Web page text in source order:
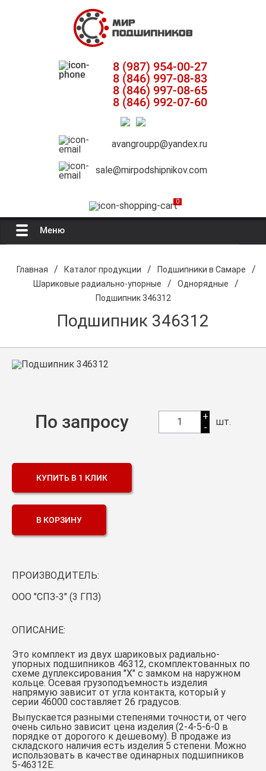
8 (987) 954-00-27
8 (846) 997-08-83
8 (846) 997-08-65
8 (846) 992-07-60
avangroupp@yandex.ru
sale@mirpodshipnikov.com
0
Меню
О компании
Оптовикам
Подшипники в Самаре
Смазка
Контакты
Главная / Каталог продукции / Подшипники в Самаре /
Шариковые радиально-упорные / Однорядные /
Подшипник 346312
Подшипник 346312
По запросу 1
+
-
шт.
КУПИТЬ В 1 КЛИК
В КОРЗИНУ
ПРОИЗВОДИТЕЛЬ:
ООО "СПЗ-3" (3 ГПЗ)
ОПИСАНИЕ:
Это комплект из двух шариковых радиально-
упорных подшипников 46312, скомплектованных по
схеме дуплексирования "X" с замком на наружном
кольце. Осевая грузоподъемность изделия
напрямую зависит от угла контакта, который у
серии 46000 составляет 26 градусов.
Выпускается разными степенями точности, от чего
очень сильно зависит цена изделия (2-4-5-6-0 в
порядке от дорогого к дешевому). В продаже из
складского наличия есть изделия 5 степени. Можно
использовать в качестве одинарных подшипников
5-46312Е.